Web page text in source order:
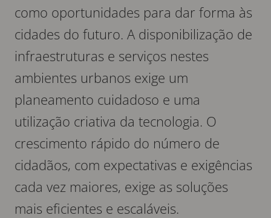
como oportunidades para dar forma às
cidades do futuro. A disponibilização de
infraestruturas e serviços nestes
ambientes urbanos exige um
planeamento cuidadoso e uma
utilização criativa da tecnologia. O
crescimento rápido do número de
cidadãos, com expectativas e exigências
cada vez maiores, exige as soluções
mais eficientes e escaláveis.